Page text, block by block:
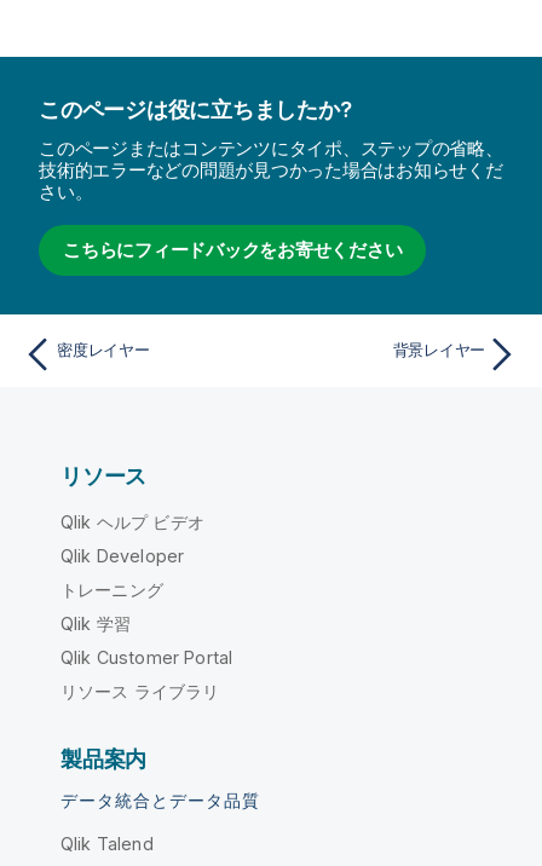
このページは役に立ちましたか?
このページまたはコンテンツにタイポ、ステップの省略、
技術的エラーなどの問題が見つかった場合はお知らせくだ
さい。
こちらにフィードバックをお寄せください
密度レイヤー 背景レイヤー
リソース
Qlik ヘルプ ビデオ
Qlik Developer
トレーニング
Qlik 学習
Qlik Customer Portal
リソース ライブラリ
製品案内
データ統合とデータ品質
Qlik Talend